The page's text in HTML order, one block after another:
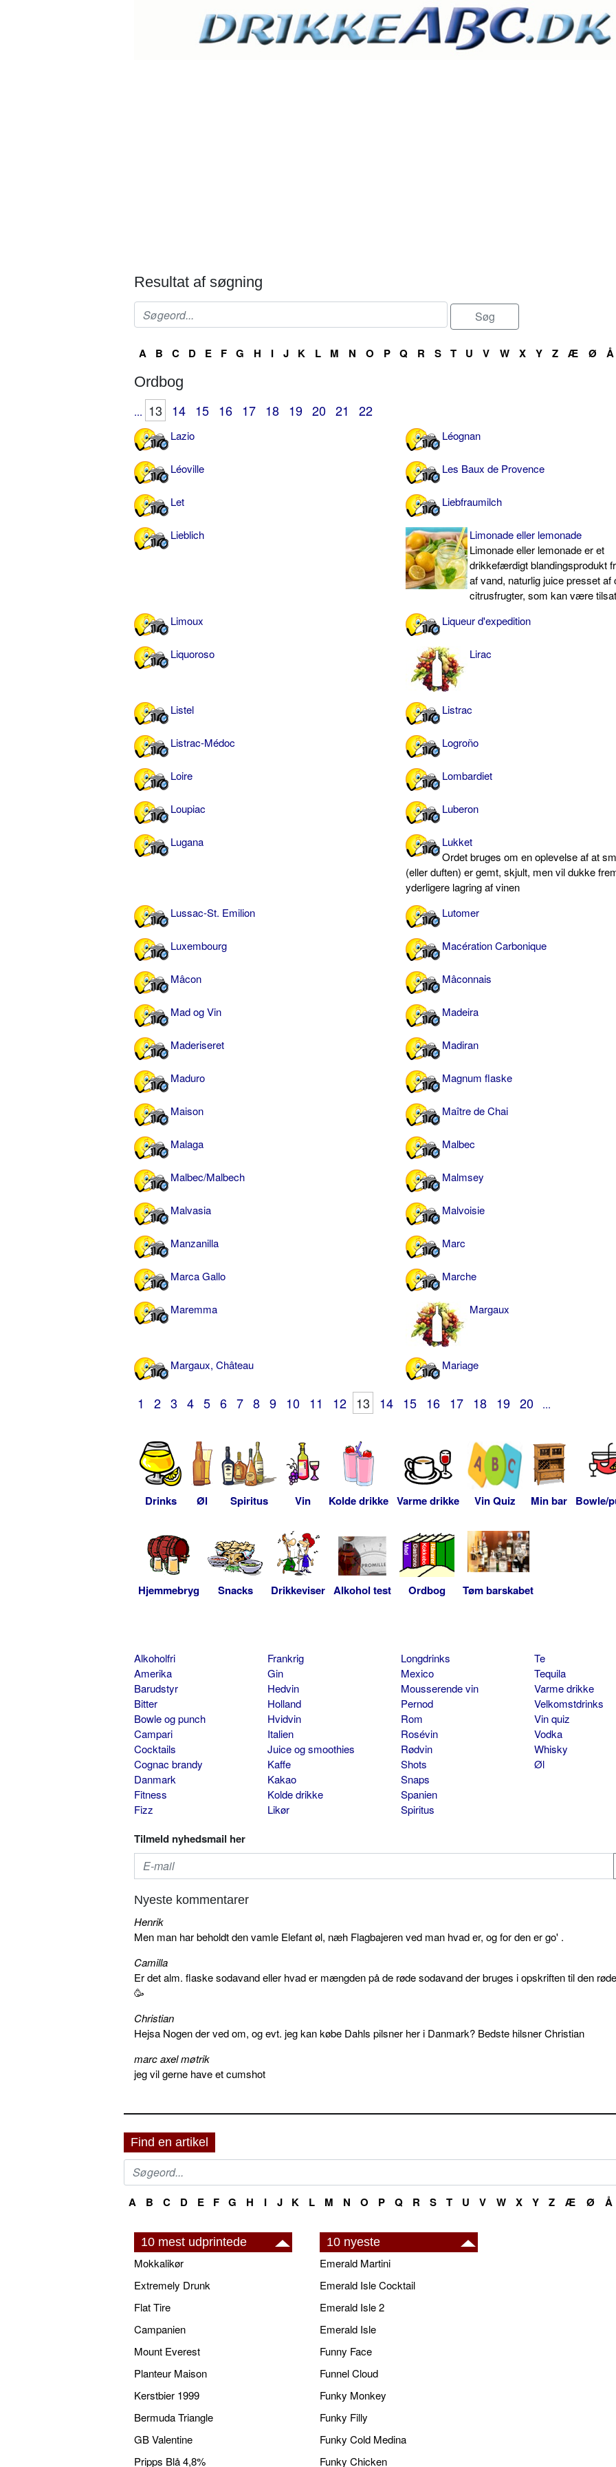
Resultat af søgning
A B C D E F G H I J K L M N O P Q R S T U V W X Y Z Æ Ø Å
Ordbog
... 13 14 15 16 17 18 19 20 21 22
Lazio Léognan
Léoville Les Baux de Provence
Let Liebfraumilch
Lieblich
Limonade eller lemonade
Limonade eller lemonade er et
drikkefærdigt blandingsprodukt
af vand, naturlig juice presset af
citrusfrugter, som kan være
Limoux
Liqueur d'expedition
Liquoroso Lirac
Listel Listrac
Listrac-Médoc Logroño
Loire Lombardiet
Loupiac Luberon
Lugana
Lukket
Ordet bruges om en oplevelse af at
(eller duften) er gemt, skjult, men vil dukke
yderligere lagring af vinen
Lussac-St. Emilion
Lutomer
Luxembourg Macération Carbonique
Mâcon Mâconnais
Mad og Vin Madeira
Maderiseret Madiran
Maduro Magnum flaske
Maison Maître de Chai
Malaga Malbec
Malbec/Malbech Malmsey
Malvasia Malvoisie
Manzanilla Marc
Marca Gallo Marche
Maremma Margaux
Margaux, Château Mariage
1 2 3 4 5 6 7 8 9 10 11 12 13 14 15 16 17 18 19 20 ...
Drinks Øl Spiritus Vin Kolde drikke Varme drikke Vin Quiz Min bar Bowle/
Hjemmebryg Snacks Drikkeviser Alkohol test Ordbog Tøm barskabet
Alkoholfri
Amerika
Barudstyr
Bitter
Bowle og punch
Campari
Cocktails
Cognac brandy
Danmark
Fitness
Fizz
Frankrig
Gin
Hedvin
Holland
Hvidvin
Italien
Juice og smoothies
Kaffe
Kakao
Kolde drikke
Likør
Longdrinks
Mexico
Mousserende vin
Pernod
Rom
Rosévin
Rødvin
Shots
Snaps
Spanien
Spiritus
Te
Tequila
Varme drikke
Velkomstdrinks
Vin quiz
Vodka
Whisky
Øl
Tilmeld nyhedsmail her
Nyeste kommentarer
Henrik
Men man har beholdt den vamle Elefant øl, næh Flagbajeren ved man hvad er, og for den er go' .
Camilla
Er det alm. flaske sodavand eller hvad er mængden på de røde sodavand der bruges i opskriften til den
🥳
Christian
Hejsa Nogen der ved om, og evt. jeg kan købe Dahls pilsner her i Danmark? Bedste hilsner Christian
marc axel møtrik
jeg vil gerne have et cumshot
Find en artikel
A B C D E F G H I J K L M N O P Q R S T U V W X Y Z Æ Ø Å
10 mest udprintede
Mokkalikør
Extremely Drunk
Flat Tire
Campanien
Mount Everest
Planteur Maison
Kerstbier 1999
Bermuda Triangle
GB Valentine
Pripps Blå 4,8%
10 nyeste
Emerald Martini
Emerald Isle Cocktail
Emerald Isle 2
Emerald Isle
Funny Face
Funnel Cloud
Funky Monkey
Funky Filly
Funky Cold Medina
Funky Chicken